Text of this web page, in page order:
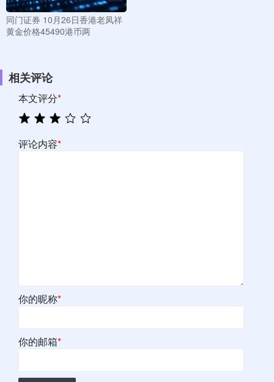
同门证券 10月26日香港老凤祥
黄金价格45490港币两
相关评论
本文评分*
评论内容*
你的昵称*
你的邮箱*